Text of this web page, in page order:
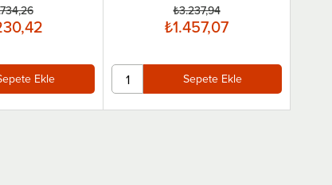
Ekle
₺1.457,07
₺3.237,94
Sepete Ekle